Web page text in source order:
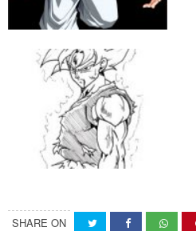
SHARE ON